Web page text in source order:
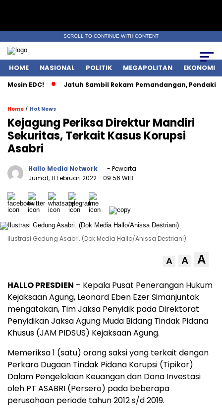
SCROLL TO CONTINUE WITH CONTENT
HOME NASIONAL POLITIK MEGAPOLITAN EKONOMI
EDC! Jatuh Sambil Rekam Pemandangan, Pendaki
Home / Hot News
Kejagung Periksa Direktur Mandiri
Sekuritas, Terkait Kasus Korupsi
Asabri
Hallo Media Network
- Pewarta
Jumat, 11 Februari 2022- 09:56 WIB
Ilustrasi Gedung Asabri. (Dok Media Hallo/Anissa Destriani)
A A A
HALLO PRESDIEN – Kepala Pusat Penerangan Hukum
Kejaksaan Agung, Leonard Eben Ezer Simanjuntak
mengatakan, Tim Jaksa Penyidik pada Direktorat
Penyidikan Jaksa Agung Muda Bidang Tindak Pidana
Khusus (JAM PIDSUS) Kejaksaan Agung.
Memeriksa 1 (satu) orang saksi yang terkait dengan
Perkara Dugaan Tindak Pidana Korupsi (Tipikor)
Dalam Pengelolaan Keuangan dan Dana Investasi
oleh PT ASABRI (Persero) pada beberapa
perusahaan periode tahun 2012 s/d 2019.